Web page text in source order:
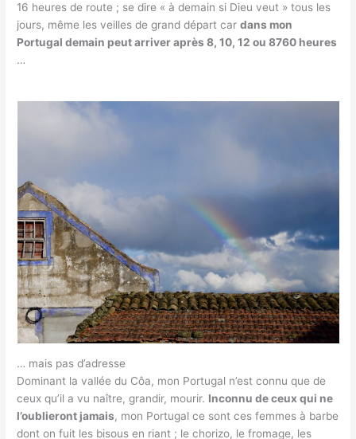
16 heures de route ; se dire « à demain si Dieu veut » tous les
jours, même les veilles de grand départ cardans mon
Portugal demain peut arriver après 8, 10, 12 ou 8760 heures
…
… mais pas d’adresse
Dominant la vallée du Côa, mon Portugal n’est connu que de
ceux qu’il a vu naître, grandir, mourir. Inconnu de ceux qui ne
l’oublieront jamais, mon Portugal ce sont ces femmes à barbe
dont on fuit les bisous en riant ; le chorizo, le fromage, les